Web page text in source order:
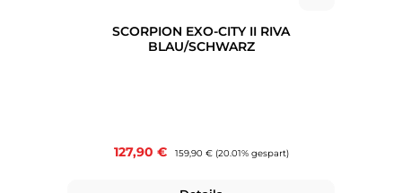
SCORPION EXO-CITY II RIVA
BLAU/SCHWARZ
Verkaufspreis:
127,90 € Regulärer Preis:
159,90 € (20.01% gespart)